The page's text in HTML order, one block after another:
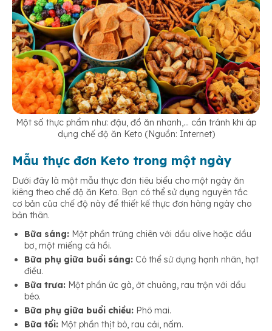
Một số thực phẩm như: đậu, đồ ăn nhanh,… cần tránh khi áp
dụng chế độ ăn Keto (Nguồn: Internet)
Mẫu thực đơn Keto trong một ngày
Dưới đây là một mẫu thực đơn tiêu biểu cho một ngày ăn
kiêng theo chế độ ăn Keto. Bạn có thể sử dụng nguyên tắc
cơ bản của chế độ này để thiết kế thực đơn hàng ngày cho
bản thân.
Bữa sáng: Một phần trứng chiên với dầu olive hoặc dầu
bơ, một miếng cá hồi.
Bữa phụ giữa buổi sáng: Có thể sử dụng hạnh nhân, hạt
điều.
Bữa trưa: Một phần ức gà, ớt chuông, rau trộn với dầu
béo.
Bữa phụ giữa buổi chiều: Phô mai.
Bữa tối: Một phần thịt bò, rau cải, nấm.